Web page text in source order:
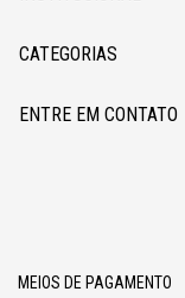
CATEGORIAS
ENTRE EM CONTATO
MEIOS DE PAGAMENTO